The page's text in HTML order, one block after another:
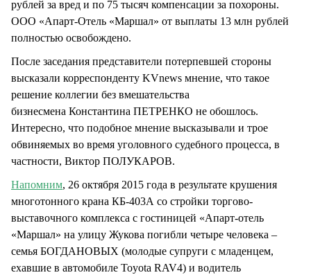
рублей за вред и по 75 тысяч компенсации за похороны.
ООО «Апарт-Отель «Маршал» от выплаты 13 млн рублей
полностью освобождено.
После заседания представители потерпевшей стороны
высказали корреспонденту KVnews мнение, что такое
решение коллегии без вмешательства
бизнесмена Константина ПЕТРЕНКО не обошлось.
Интересно, что подобное мнение высказывали и трое
обвиняемых во время уголовного судебного процесса, в
частности, Виктор ПОЛУКАРОВ.
Напомним, 26 октября 2015 года в результате крушения
многотонного крана КБ-403А со стройки торгово-
выставочного комплекса с гостиницей «Апарт-отель
«Маршал» на улицу Жукова погибли четыре человека –
семья БОГДАНОВЫХ (молодые супруги с младенцем,
ехавшие в автомобиле Toyota RAV4) и водитель